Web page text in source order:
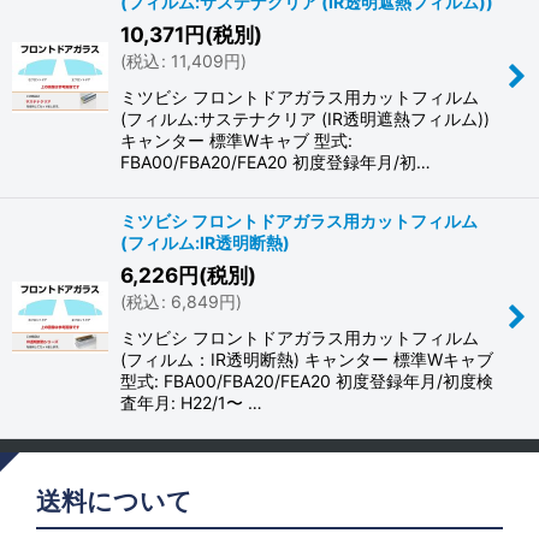
10,371円(税別)
(税込: 11,409円)
ミツビシ フロントドアガラス用カットフィルム
(フィルム:サステナクリア (IR透明遮熱フィルム))
キャンター 標準Wキャブ 型式:
FBA00/FBA20/FEA20 初度登録年月/初…
ミツビシ フロントドアガラス用カットフィルム
(フィルム:IR透明断熱)
6,226円(税別)
(税込: 6,849円)
ミツビシ フロントドアガラス用カットフィルム
(フィルム：IR透明断熱) キャンター 標準Wキャブ
型式: FBA00/FBA20/FEA20 初度登録年月/初度検
査年月: H22/1〜 …
送料について